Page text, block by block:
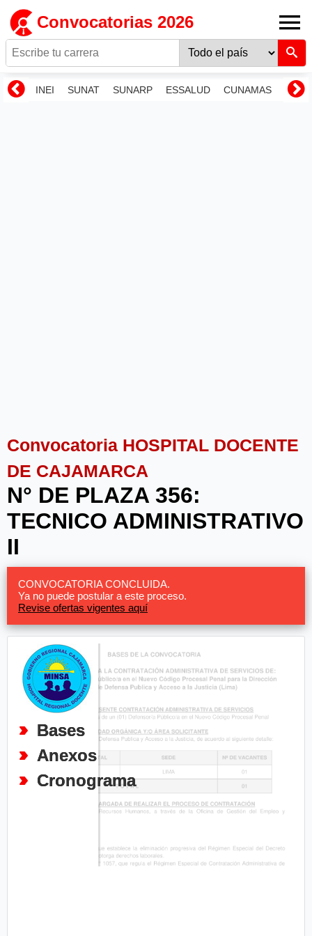
Convocatorias 2026
INEI SUNAT SUNARP ESSALUD CUNAMAS
Convocatoria HOSPITAL DOCENTE
DE CAJAMARCA
N° DE PLAZA 356:
TECNICO ADMINISTRATIVO
II
CONVOCATORIA CONCLUIDA.
Ya no puede postular a este proceso.
Revise ofertas vigentes aquí
Bases
Anexos
Cronograma